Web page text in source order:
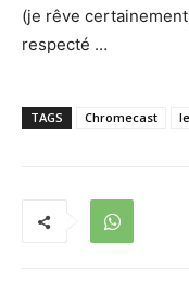
(je rêve
respecté …
TAGS Chromecast